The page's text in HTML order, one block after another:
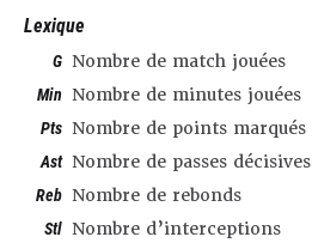
Lexique
G Nombre de match jouées
Min Nombre de minutes jouées
Pts Nombre de points marqués
Ast Nombre de passes décisives
Reb Nombre de rebonds
Stl Nombre d’interceptions